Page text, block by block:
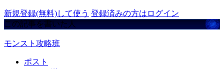
新規登録(無料)して使う 登録済みの方はログイン
この記事を書いた人
モンスト攻略班
ポスト